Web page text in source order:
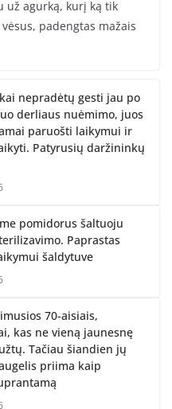
už agurką, kurį ką tik
padengtas mažais
nepradėtų gesti jau po
derliaus nuėmimo, juos
paruošti laikymui ir
Patyrusių daržininkų
pomidorus šaltuoju
Paprastas
šaldytuve
70-aisiais,
kas ne vieną jaunesnę
Tačiau šiandien jų
priima kaip